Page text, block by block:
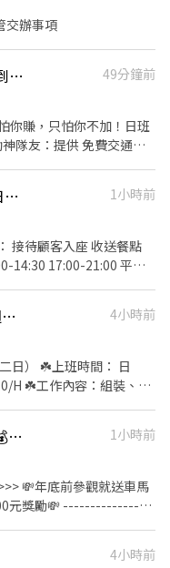
交辦事項
【可書審可日領】時薪290 加班加到手軟/月收40K-82K/免費交通車
49分鐘前
交通車資訊
發車) ➜ 頭份自強路 ➜ 公
作內容】 產
/ 19:00-03:30(配合加
＊菳蒔鐵板料理計時夥伴 晚班/假日（長期）
1小時前
新竹-205/H🎁組裝/測試☘️久坐、週休二日
4小時前
： 日
H ☘️工作內容：組裝、測
☎️0935-707-936董小姐
竹科外送夥伴-汽車💰約$400/小時💰無經驗可｜收益穩定
1小時前
💸年底前參觀就送車馬
元獎勵💸 -----------------
二日休息 配送地點：竹
4小時前